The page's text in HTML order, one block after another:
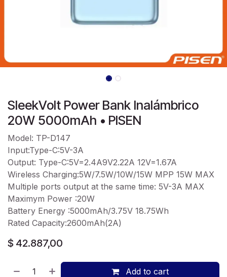
SleekVolt Power Bank Inalámbrico
20W 5000mAh • PISEN
Model: TP-D147
Input:Type-C:5V-3A
Output: Type-C:5V=2.4A9V2.22A 12V=1.67A
Wireless Charging:5W/7.5W/10W/15W MPP 15W MAX
Multiple ports output at the same time: 5V-3A MAX
Maximym Power :20W
Battery Energy :5000mAh/3.75V 18.75Wh
Rated Capacity:2600mAh(2A)
$ 42.887,00
Add to cart